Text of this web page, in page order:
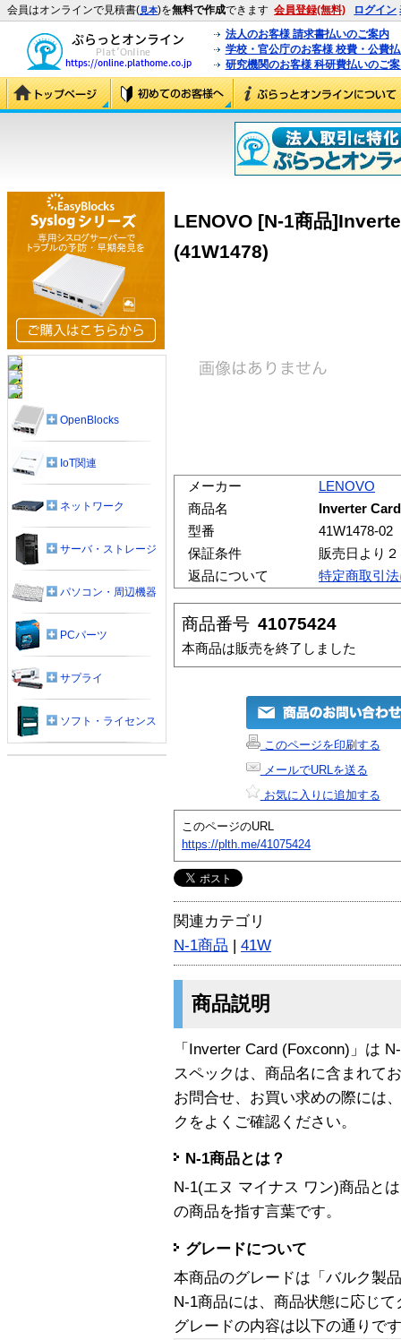
会員はオンラインで見積書(見本)を無料で作成できます 会員登録(無料) ログイン
法人のお客様 請求書払いのご案内
学校・官公庁のお客様 校費・公費
研究機関のお客様 科研費払いのご
LENOVO [N-1商品
(41W1478)
メーカー
LENOVO
商品名
Inverter
型番
41W1478-02
保証条件
販売日より
返品について
特定商取引
商品番号 41075424
本商品は販売を終了しました
このページを印刷する
メールでURLを送る
お気に入りに追加する
このページのURL
https://plth.me/41075424
関連カテゴリ
N-1商品 | 41W
商品説明
「Inverter Card (Foxconn)」は
スペックは、商品名に含まれて
お問合せ、お買い求めの際には
クをよくご確認ください。
N-1商品とは？
N-1(エヌ マイナス ワン)商品と
の商品を指す言葉です。
グレードについて
本商品のグレードは「バルク製
N-1商品には、商品状態に応じ
グレードの内容は以下の通りで
OpenBlocks
IoT関連
ネットワーク
サーバ・ストレージ
パソコン・周辺機器
PCパーツ
サプライ
ソフト・ライセンス